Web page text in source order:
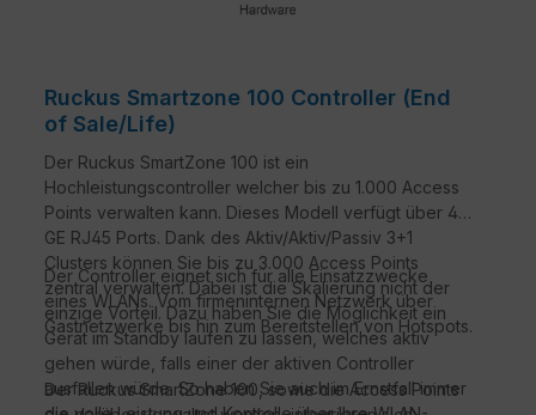
Ruckus Smartzone 100 Controller (End
of Sale/Life)
Der Ruckus SmartZone 100 ist ein
Hochleistungscontroller welcher bis zu 1.000 Access
Points verwalten kann. Dieses Modell verfügt über 4 x
GE RJ45 Ports. Dank des Aktiv/Aktiv/Passiv 3+1
Clusters können Sie bis zu 3.000 Access Points
zentral verwalten. Dabei ist die Skalierung nicht der
einzige Vorteil. Dazu haben Sie die Möglichkeit ein
Gerät im Standby laufen zu lassen, welches aktiv
gehen würde, falls einer der aktiven Controller
ausfallen würde. So haben Sie auch im Ernstfall immer
Der Controller eignet sich für alle Einsatzzwecke
eines WLANs. Vom firmeninternen Netzwerk über
Gastnetzwerke bis hin zum Bereitstellen von Hotspots.
Der Ruckus SmartZone 100, sowie die Access Points